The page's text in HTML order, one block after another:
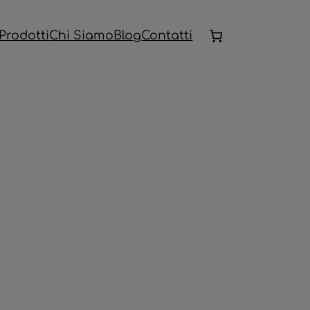
Chi Siamo BlogContatti